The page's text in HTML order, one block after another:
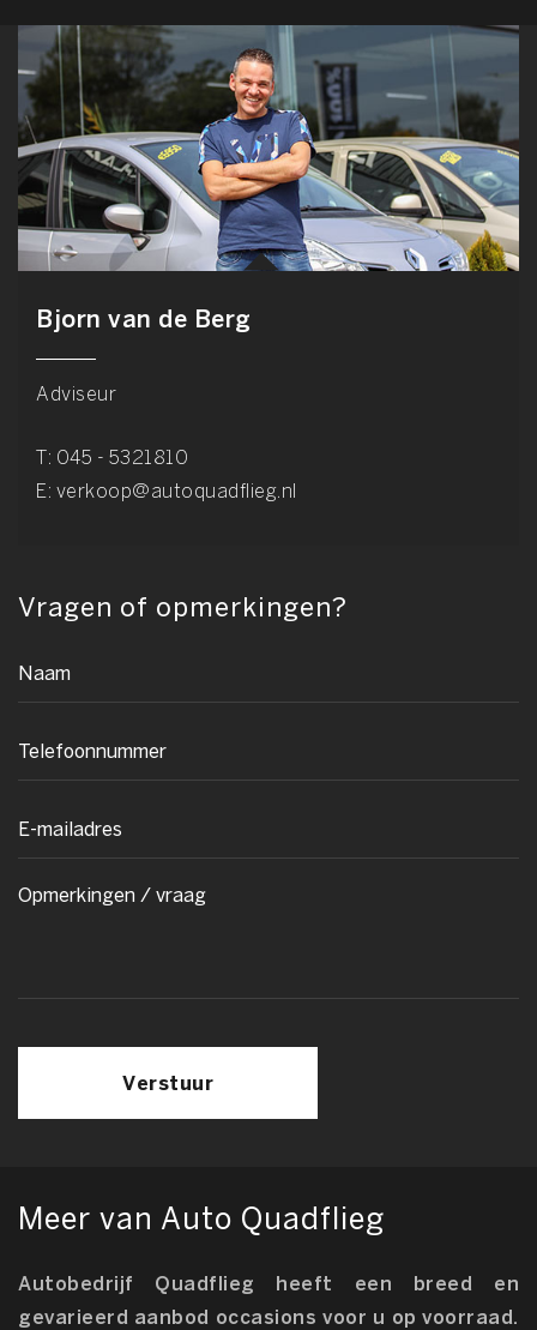
Bjorn van de Berg
Adviseur
T: 045 - 5321810
E: verkoop@autoquadflieg.nl
Vragen of opmerkingen?
Verstuur
Meer van Auto Quadflieg
Autobedrijf Quadflieg heeft een breed en
gevarieerd aanbod occasions voor u op voorraad.